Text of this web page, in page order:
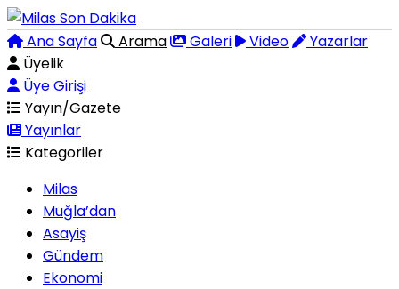
Ana Sayfa Arama Galeri Video
Yazarlar
Üyelik
Üye Girişi
Yayın/Gazete
Yayınlar
Kategoriler
Milas
Muğla’dan
Asayiş
Gündem
Ekonomi